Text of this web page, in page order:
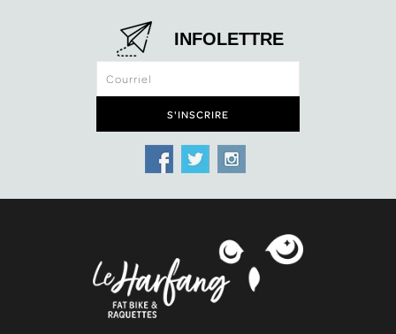
INFOLETTRE